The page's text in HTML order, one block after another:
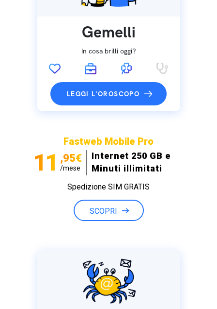
Gemelli
In cosa brilli oggi?
LEGGI L'OROSCOPO
Fastweb Mobile Pro
11 ,95€
/mese
Internet 250 GB e
Minuti illimitati
Spedizione SIM GRATIS
SCOPRI